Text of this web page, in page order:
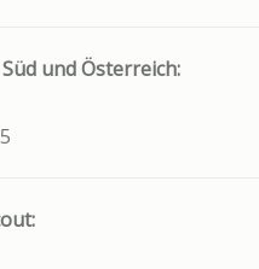
und Österreich: